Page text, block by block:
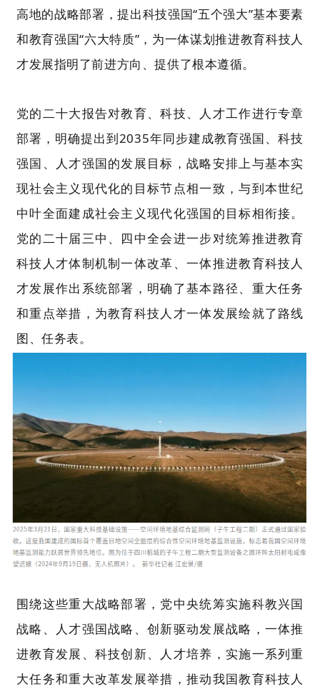
高地的战略部署，提出科技强国“五个强大”基本要素
和教育强国“六大特质”，为一体谋划推进教育科技人
才发展指明了前进方向、提供了根本遵循。
党的二十大报告对教育、科技、人才工作进行专章
部署，明确提出到2035年同步建成教育强国、科技
强国、人才强国的发展目标，战略安排上与基本实
现社会主义现代化的目标节点相一致，与到本世纪
中叶全面建成社会主义现代化强国的目标相衔接。
党的二十届三中、四中全会进一步对统筹推进教育
科技人才体制机制一体改革、一体推进教育科技人
才发展作出系统部署，明确了基本路径、重大任务
和重点举措，为教育科技人才一体发展绘就了路线
图、任务表。
围绕这些重大战略部署，党中央统筹实施科教兴国
战略、人才强国战略、创新驱动发展战略，一体推
进教育发展、科技创新、人才培养，实施一系列重
大任务和重大改革发展举措，推动我国教育科技人